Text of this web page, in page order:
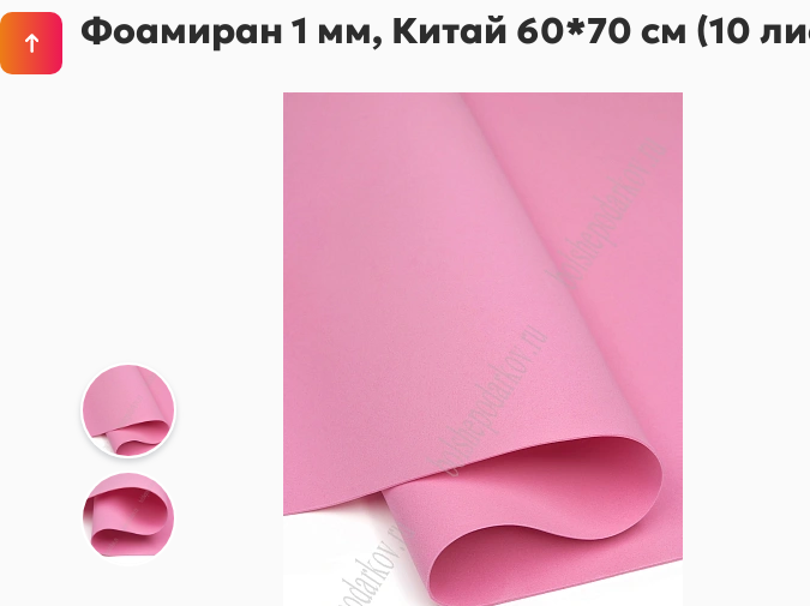
Фоамиран 1 мм, Китай 60*70 см (10